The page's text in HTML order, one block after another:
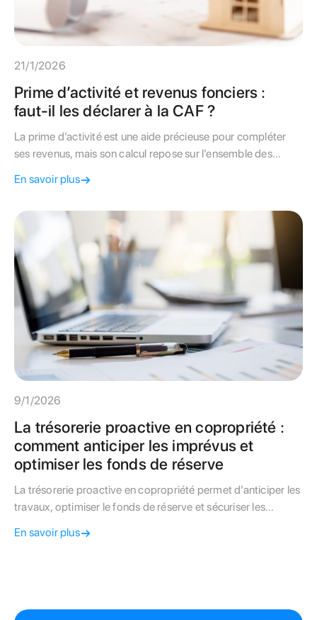
21/1/2026
Prime d’activité et revenus fonciers :
faut-il les déclarer à la CAF ?
La prime d’activité est une aide précieuse pour compléter
ses revenus, mais son calcul repose sur l’ensemble des
bien immobilier, devez-vous les déclarer à la CAF ? Et
les revenus fonciers sont pris en compte et évitez les erreurs
de déclaration.
En savoir plus
9/1/2026
La trésorerie proactive en copropriété :
comment anticiper les imprévus et
optimiser les fonds de réserve
La trésorerie proactive en copropriété permet d’anticiper les
travaux, optimiser le fonds de réserve et sécuriser les
parisiens.
En savoir plus